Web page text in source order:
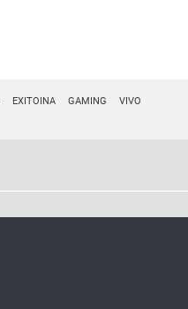
EXITOINA GAMING VIVO